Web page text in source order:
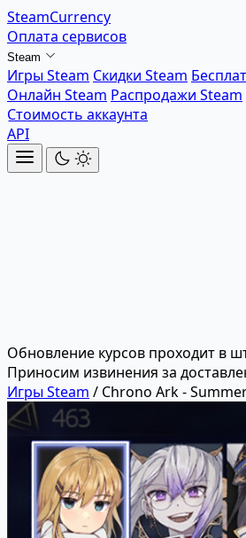
SteamCurrency
Оплата сервисов
Steam
Игры Steam Скидки Steam
Онлайн Steam Распродажи Steam
Стоимость аккаунта
API
Обновление курсов проходит в
Приносим извинения за
Игры Steam / Chrono Ark -